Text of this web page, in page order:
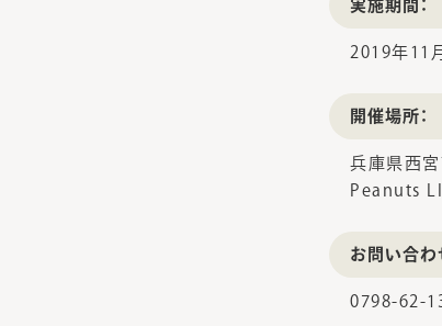
実施期間：
2019年11
開催場所：
兵庫県西
Peanuts
お問い合わ
0798-62-